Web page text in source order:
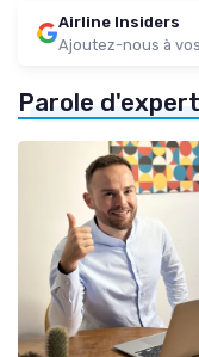
Airline Insiders
Ajoutez-nous à
Parole